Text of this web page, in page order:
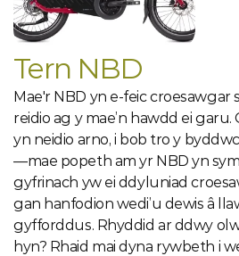
Tern NBD
Mae'r NBD yn e-feic croesawgar
reidio ag y mae’n hawdd ei garu.
yn neidio arno, i bob tro y
—mae popeth am yr NBD yn
gyfrinach yw ei ddyluniad
gan hanfodion wedi’u dewis â
gyfforddus. Rhyddid ar ddwy
hyn? Rhaid mai dyna rywbeth i